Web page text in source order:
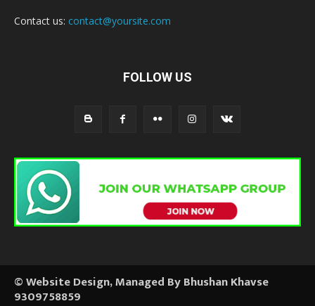
Contact us: contact@yoursite.com
FOLLOW US
© Website Design, Managed By Bhushan Khavse
9309758859